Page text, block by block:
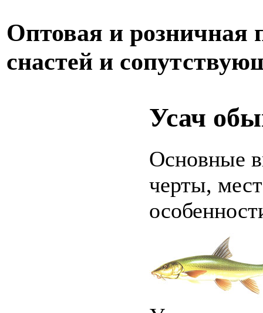
Оптовая и розничная
снастей и
Усач
Основные
черты,